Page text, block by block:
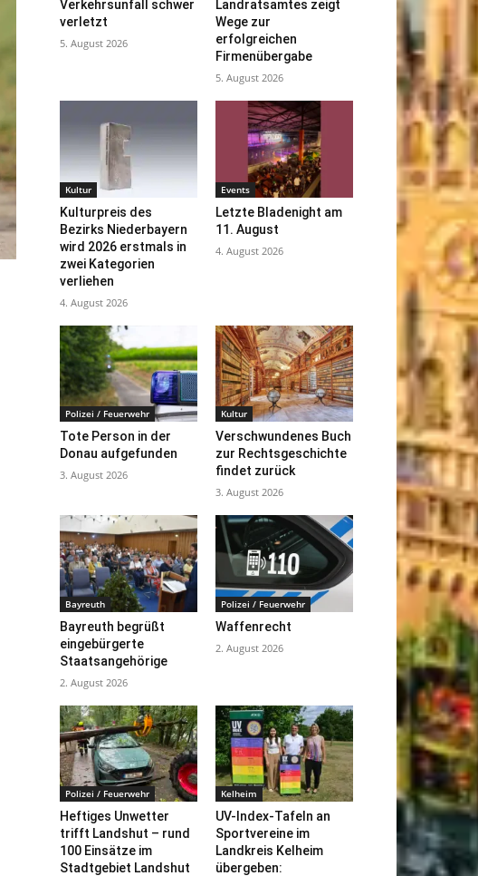
Verkehrsunfall schwer
verletzt
5. August 2026
Landratsamtes zeigt
Wege zur
erfolgreichen
Firmenübergabe
5. August 2026
Kultur
Kulturpreis des
Bezirks Niederbayern
wird 2026 erstmals in
zwei Kategorien
verliehen
4. August 2026
Events
Letzte Bladenight am
11. August
4. August 2026
Polizei / Feuerwehr
Tote Person in der
Donau aufgefunden
3. August 2026
Kultur
Verschwundenes Buch
zur Rechtsgeschichte
findet zurück
3. August 2026
Bayreuth
Bayreuth begrüßt
eingebürgerte
Staatsangehörige
2. August 2026
Polizei / Feuerwehr
Waffenrecht
2. August 2026
Polizei / Feuerwehr
Heftiges Unwetter
trifft Landshut – rund
100 Einsätze im
Stadtgebiet Landshut
Kelheim
UV-Index-Tafeln an
Sportvereine im
Landkreis Kelheim
übergeben: